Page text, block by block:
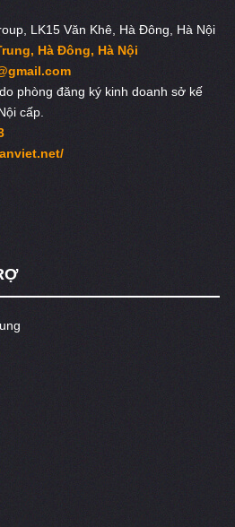
LK15 Văn Khê, Hà Đông, Hà Nội
Hà Đông, Hà Nội
do phòng đăng ký kinh doanh sở kế
cấp.